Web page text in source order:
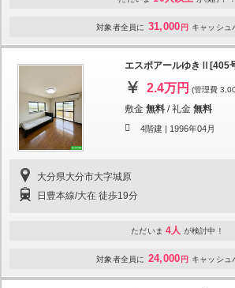
対象者全員に 31,000 円 キャッシュ
エスポアールゆきⅡ[405
2.4万円 (管理費
敷金 無料 /礼金 無料
4階建 | 1996年04月
大分県大分市大字城原
日豊本線/大在 徒歩19分
ただいま 4人 が検討中！
対象者全員に 24,000 円 キャッシュ